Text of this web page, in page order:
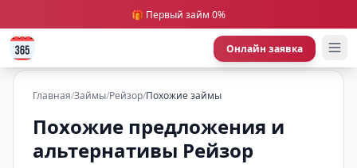
🎁 Первый займ 0%
Онлайн заявка
Главная/Займы/Рейзор/Похожие займы
Похожие предложения и
альтернативы Рейзор